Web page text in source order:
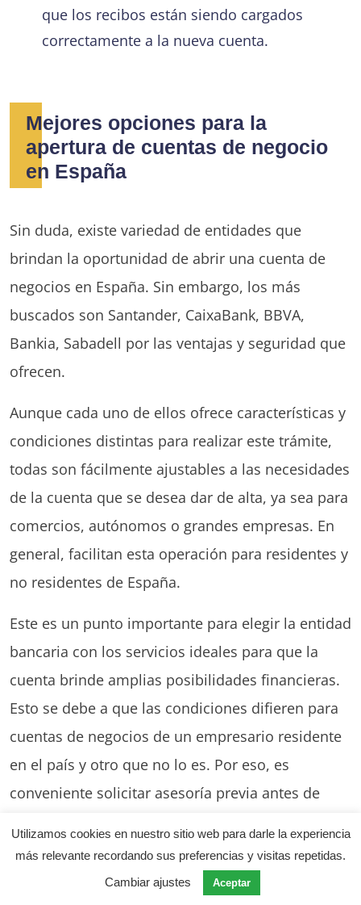
que los recibos están siendo cargados
correctamente a la nueva cuenta.
Mejores opciones para la
apertura de cuentas de negocio
en España
Sin duda, existe variedad de entidades que
brindan la oportunidad de abrir una cuenta de
negocios en España. Sin embargo, los más
buscados son Santander, CaixaBank, BBVA,
Bankia, Sabadell por las ventajas y seguridad que
ofrecen.
Aunque cada uno de ellos ofrece características y
condiciones distintas para realizar este trámite,
todas son fácilmente ajustables a las necesidades
de la cuenta que se desea dar de alta, ya sea para
comercios, autónomos o grandes empresas. En
general, facilitan esta operación para residentes y
no residentes de España.
Este es un punto importante para elegir la entidad
bancaria con los servicios ideales para que la
cuenta brinde amplias posibilidades financieras.
Esto se debe a que las condiciones difieren para
cuentas de negocios de un empresario residente
en el país y otro que no lo es. Por eso, es
conveniente solicitar asesoría previa antes de
cuenta.
Una vez elegida la entidad de su preferencia,
Utilizamos cookies en nuestro sitio web para darle la experiencia
más relevante recordando sus preferencias y visitas repetidas.
Cambiar ajustes
Aceptar